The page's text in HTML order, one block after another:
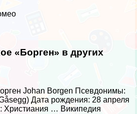
«Борген» в других
Johan Borgen Псевдонимы:
Дата рождения: 28 апреля
Христиания … Википедия